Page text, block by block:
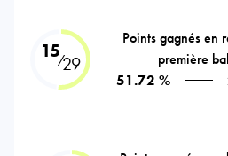
15⁄29
Points gagnés en
première
51.72 %